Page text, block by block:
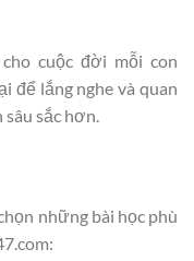
cuộc đời mỗi con
để lắng nghe và quan
sâu sắc hơn.
những bài học phù